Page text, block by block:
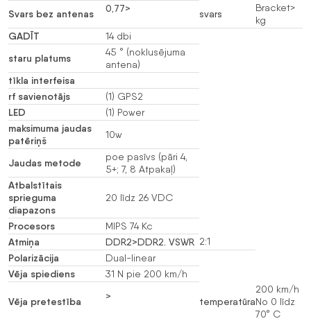
Svars bez antenas 0,77> svars
Bracket>
kg
GADĪT 14 dbi
staru platums
45 ° (noklusējuma
antena)
tīkla interfeisa
rf savienotājs
(1) GPS2
LED (1) Power
maksimuma jaudas
patēriņš
10w
Jaudas metode
poe pasīvs (pāri 4,
5+; 7, 8 Atpakaļ)
Atbalstītais
sprieguma
diapazons
20 līdz 26 VDC
Procesors MIPS 74 Kc
Atmiņa DDR2>DDR2. VSWR 2:1
Polarizācija Dual-linear
Vēja spiediens 31 N pie 200 km/h
Vēja pretestība > temperatūra
200 km/h
No 0 līdz
70° C